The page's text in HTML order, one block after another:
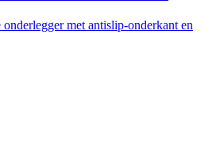
met antislip-onderkant en